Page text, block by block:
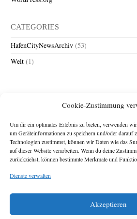
Cookie-Zustimmung
Um dir ein optimales Erlebnis zu bieten, verwenden
um Geräteinformationen zu speichern und/oder darauf
Technologien zustimmst, können wir Daten wie das
auf dieser Website verarbeiten. Wenn du deine
zurückziehst, können bestimmte Merkmale und
Dienste verwalten
Akzeptieren
CATEGORIES
HafenCityNewsArchiv (53)
Welt (1)